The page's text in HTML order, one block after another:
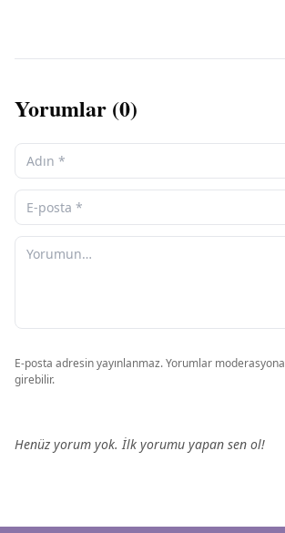
Yorumlar (0)
E-posta adresin yayınlanmaz. Yorumlar moderasyona
girebilir.
Henüz yorum yok. İlk yorumu yapan sen ol!